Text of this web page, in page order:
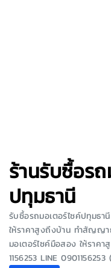
ร้านรับซื้อร
ปทุมธานี
รับซื้อรถมอเตอร์ไซค์ปทุมธา
ให้ราคาสูงถึงบ้าน ทำสัญญา
มอเตอร์ไซค์มือสอง ให้ราค
1156253 LINE